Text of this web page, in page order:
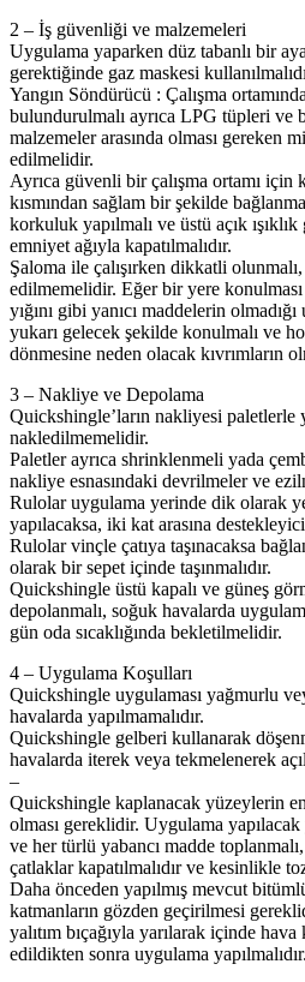
2 – İş güvenliği ve malzemeleri
Uygulama yaparken düz tabanlı bir
gerektiğinde gaz maskesi
Yangın Söndürücü : Çalışma
bulundurulmalı ayrıca LPG tüpleri ve
malzemeler arasında olması gereken
edilmelidir.
Ayrıca güvenli bir çalışma ortamı için
kısmından sağlam bir şekilde
korkuluk yapılmalı ve üstü açık
emniyet ağıyla kapatılmalıdır.
Şaloma ile çalışırken dikkatli
edilmemelidir. Eğer bir yere konulması
yığını gibi yanıcı maddelerin
yukarı gelecek şekilde konulmalı ve
dönmesine neden olacak kıvrımların
3 – Nakliye ve Depolama
Quickshingle’ların nakliyesi paletlerle
nakledilmemelidir.
Paletler ayrıca shrinklenmeli yada
nakliye esnasındaki devrilmeler ve
Rulolar uygulama yerinde dik olarak
yapılacaksa, iki kat arasına
Rulolar vinçle çatıya taşınacaksa
olarak bir sepet içinde taşınmalıdır.
Quickshingle üstü kapalı ve güneş
depolanmalı, soğuk havalarda
gün oda sıcaklığında bekletilmelidir.
4 – Uygulama Koşulları
Quickshingle uygulaması yağmurlu
havalarda yapılmamalıdır.
Quickshingle gelberi kullanarak
havalarda iterek veya tekmelenerek
–
Quickshingle kaplanacak yüzeylerin
olması gereklidir. Uygulama
ve her türlü yabancı madde
çatlaklar kapatılmalıdır ve kesinlikle
Daha önceden yapılmış mevcut
katmanların gözden geçirilmesi
yalıtım bıçağıyla yarılarak içinde
edildikten sonra uygulama yapılmalıdır.